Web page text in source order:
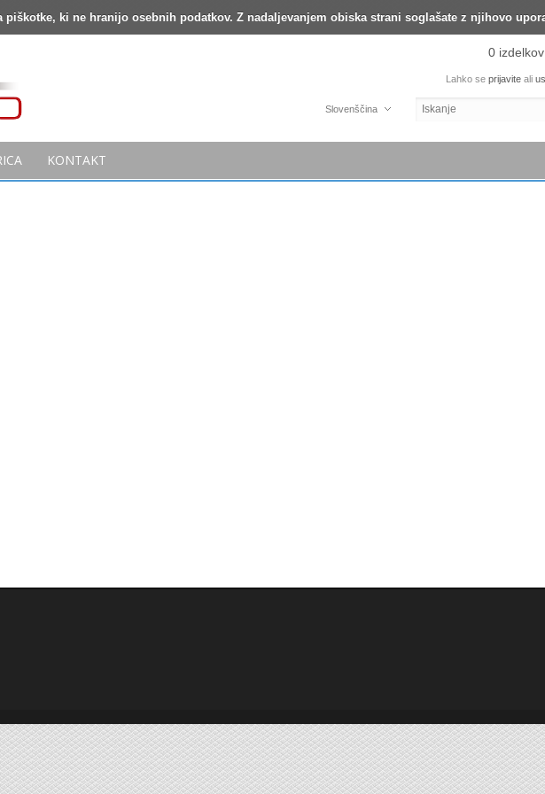
ki ne hranijo osebnih podatkov. Z nadaljevanjem obiska strani soglašate z njihovo
Lahko se prijavite ali
0
Slovenščina
KONTAKT